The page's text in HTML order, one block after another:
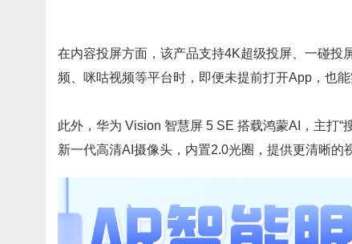
在内容投屏方面，该产品支持4K超级投屏、一碰
频、咪咕视频等平台时，即便未提前打开App，也
此外，华为 Vision 智慧屏 5 SE 搭载鸿蒙AI，主打
新一代高清AI摄像头，内置2.0光圈，提供更清晰的